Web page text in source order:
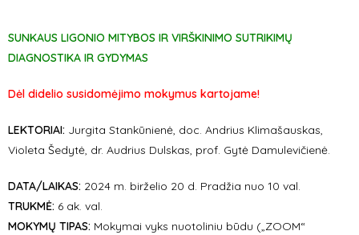
SUNKAUS LIGONIO MITYBOS IR VIRŠKINIMO SUTRIKIMŲ
DIAGNOSTIKA IR GYDYMAS
Dėl didelio susidomėjimo mokymus kartojame!
LEKTORIAI: Jurgita Stankūnienė, doc. Andrius Klimašauskas,
Violeta Šedytė, dr. Audrius Dulskas, prof. Gytė Damulevičienė.
DATA/LAIKAS: 2024 m. birželio 20 d. Pradžia nuo 10 val.
TRUKMĖ: 6 ak. val.
MOKYMŲ TIPAS: Mokymai vyks nuotoliniu būdu („ZOOM“